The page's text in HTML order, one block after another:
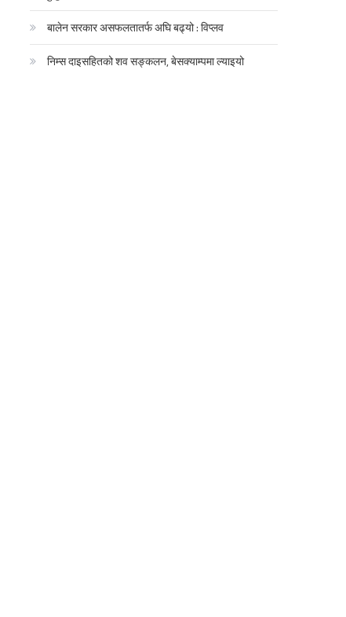
बालेन सरकार असफलतातर्फ अघि बढ्यो : विप्लव
निम्स दाइसहितको शव सङ्कलन, बेसक्याम्पमा ल्याइयो